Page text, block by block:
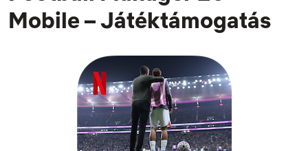
Mobile – Játéktámogatás